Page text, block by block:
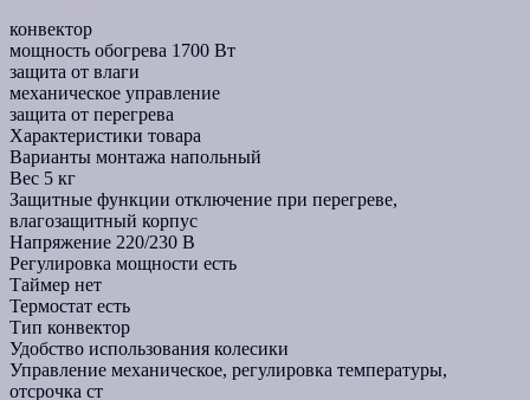
конвектор
мощность обогрева 1700 Вт
защита от влаги
механическое управление
защита от перегрева
Характеристики товара
Варианты монтажа напольный
Вес 5 кг
Защитные функции отключение при перегреве,
влагозащитный корпус
Напряжение 220/230 В
Регулировка мощности есть
Таймер нет
Термостат есть
Тип конвектор
Удобство использования колесики
Управление механическое, регулировка температуры,
отсрочка ст